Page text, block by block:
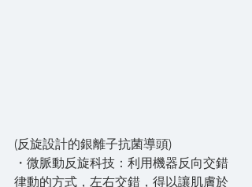
(反旋設計的銀離子抗菌導頭)
・微脈動反旋科技：利用機器反向交錯
律動的方式，左右交錯，得以讓肌膚於